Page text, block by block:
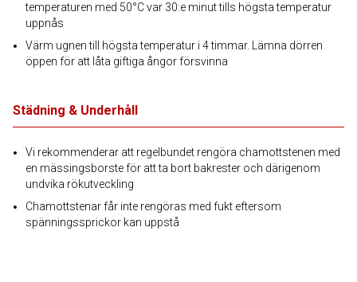
temperaturen med 50°C var 30:e minut tills högsta temperatur
uppnås
Värm ugnen till högsta temperatur i 4 timmar. Lämna dörren
öppen för att låta giftiga ångor försvinna
Städning & Underhåll
Vi rekommenderar att regelbundet rengöra chamottstenen med
en mässingsborste för att ta bort bakrester och därigenom
undvika rökutveckling
Chamottstenar får inte rengöras med fukt eftersom
spänningssprickor kan uppstå